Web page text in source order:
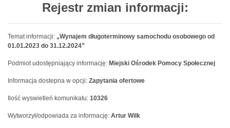
Rejestr zmian informacji:
Temat informacji: „Wynajem długoterminowy samochodu osobowego od
01.01.2023 do 31.12.2024”
Podmiot udostępniający informację: Miejski Ośrodek Pomocy Społecznej
Informacja dostepna w opcji: Zapytania ofertowe
Ilość wyswietleń komunikatu: 10326
Wytworzył/odpowiada za informację: Artur Wilk